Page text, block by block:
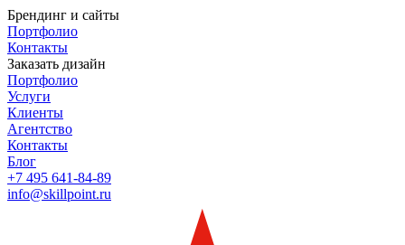
Брендинг и сайты
Портфолио
Контакты
Заказать дизайн
Портфолио
Услуги
Клиенты
Агентство
Контакты
Блог
+7 495 641-84-89
info@skillpoint.ru